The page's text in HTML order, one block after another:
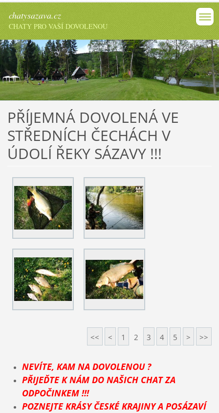
chatysazava.cz
CHATY PRO VAŠÍ DOVOLENOU
PŘÍJEMNÁ DOVOLENÁ VE
STŘEDNÍCH ČECHÁCH V
ÚDOLÍ ŘEKY SÁZAVY !!!
<< < 1 2 3 4 5 > >>
NEVÍTE, KAM NA DOVOLENOU ?
PŘIJEĎTE K NÁM DO NAŠICH CHAT ZA
ODPOČINKEM !!!
POZNEJTE KRÁSY ČESKÉ KRAJINY A POSÁZAVÍ